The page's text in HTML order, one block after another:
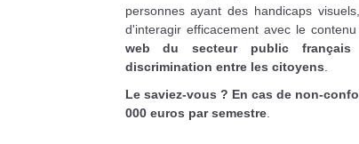
personnes ayant des handicaps
d'interagir efficacement avec le
web du secteur public
discrimination entre les citoyens
Le saviez-vous ? En cas de non-
000 euros par semestre.